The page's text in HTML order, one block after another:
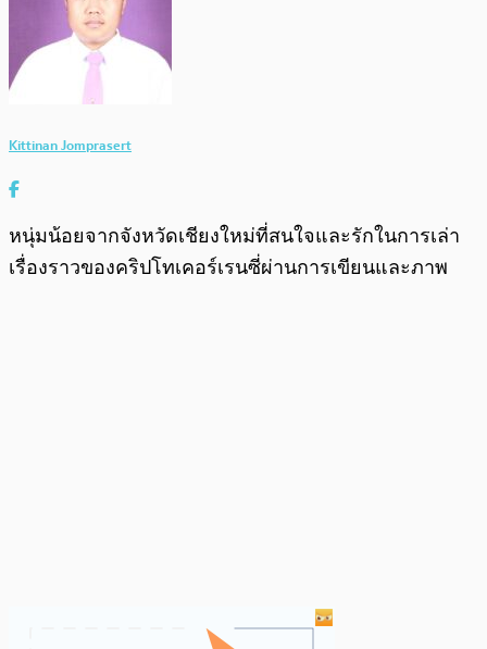
Kittinan Jomprasert
หนุ่มน้อยจากจังหวัดเชียงใหม่ที่สนใจและรักในการเล่า
เรื่องราวของคริปโทเคอร์เรนซี่ผ่านการเขียนและภาพ